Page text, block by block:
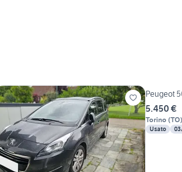
Peugeot
5.450 €
Torino (TO)
Usato